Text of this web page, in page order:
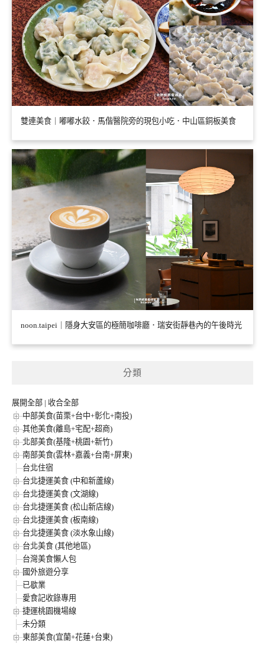
雙連美食｜嘟嘟水餃．馬偕醫院旁的現包小吃．中山區銅板美食
noon.taipei｜隱身大安區的極簡咖啡廳．瑞安街靜巷內的午後時光
分類
展開全部 | 收合全部
中部美食(苗栗+台中+彰化+南投)
其他美食(離島+宅配+超商)
北部美食(基隆+桃園+新竹)
南部美食(雲林+嘉義+台南+屏東)
台北住宿
台北捷運美食 (中和新蘆線)
台北捷運美食 (文湖線)
台北捷運美食 (松山新店線)
台北捷運美食 (板南線)
台北捷運美食 (淡水象山線)
台北美食 (其他地區)
台灣美食懶人包
國外旅遊分享
已歇業
愛食記收錄專用
捷運桃園機場線
未分類
東部美食(宜蘭+花蓮+台東)